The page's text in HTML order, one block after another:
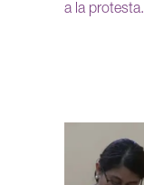
a la protesta.